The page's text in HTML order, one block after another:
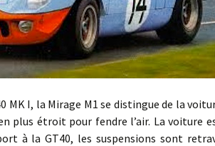
I, la Mirage M1 se distingue de la
plus étroit pour fendre l’air. La voiture
à la GT40, les suspensions sont